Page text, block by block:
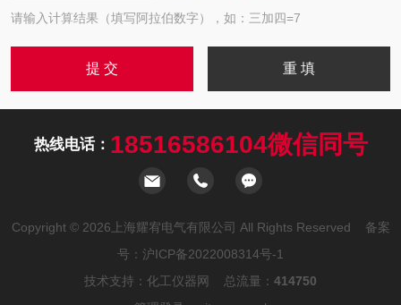
请输入计算结果（填写阿拉伯数字），如：三加四=7
热线电话： 18516586104微信同号
Copyright © 2026上海耀宥电气有限公司 All Rights Reserved 备案
号： 沪ICP备2022008314号-1
技术支持： 化工仪器网 总流量： 414750